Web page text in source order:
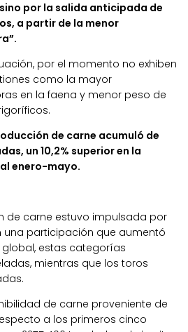
por la salida anticipada de
a partir de la menor
por el momento no exhiben
como la mayor
en la faena y menor peso de
de carne acumuló de
un 10,2% superior en la
enero-mayo.
de carne estuvo impulsada por
una participación que aumentó
global, estas categorías
mientras que los toros
de carne proveniente de
a los primeros cinco